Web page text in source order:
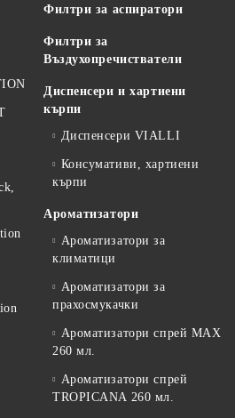
Филтри за аспиратори
Филтри за
Въздухопречистватели
Диспенсери и хартиени
кърпи
Диспенсери VIALLI
Консумативи, хартиени
кърпи
Ароматизатори
Ароматизатори за
климатици
Ароматизатори за
прахосмукачки
Ароматизатори спрей MAX
260 мл.
Ароматизатори спрей
TROPICANA 260 мл.